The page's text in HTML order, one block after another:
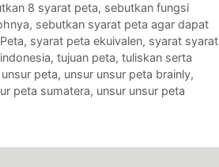
8 syarat peta, sebutkan fungsi
, sebutkan syarat peta agar dapat
, syarat peta ekuivalen, syarat syarat
, tujuan peta, tuliskan serta
peta, unsur unsur peta brainly,
peta sumatera, unsur unsur peta